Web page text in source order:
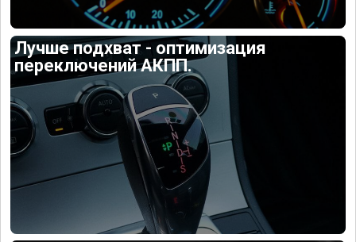
Лучше подхват - оптимизация
переключений АКПП.